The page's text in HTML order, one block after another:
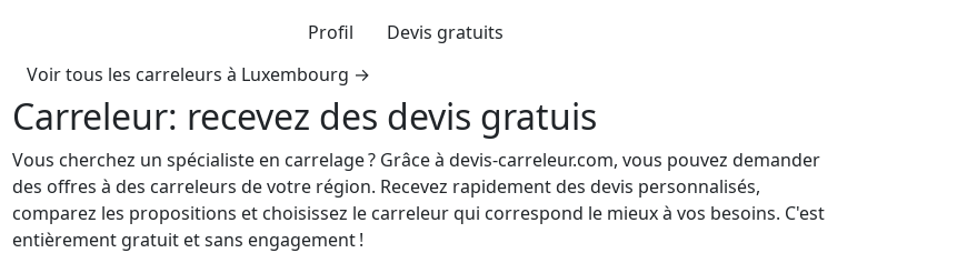
Profil
Devis gratuits
Voir tous les carreleurs à Luxembourg →
Carreleur: recevez des devis gratuis
Vous cherchez un spécialiste en carrelage ? Grâce à devis-carreleur.com, vous pouvez demander
des offres à des carreleurs de votre région. Recevez rapidement des devis personnalisés,
comparez les propositions et choisissez le carreleur qui correspond le mieux à vos besoins. C'est
entièrement gratuit et sans engagement !